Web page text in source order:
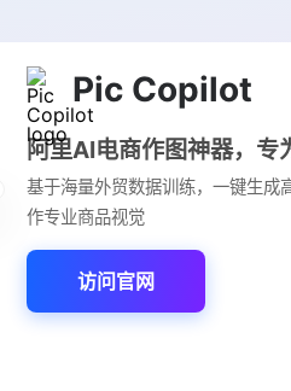
Pic Copilot
阿里AI电商作图神器，专
基于海量外贸数据训练，一键生成
作专业商品视觉
访问官网